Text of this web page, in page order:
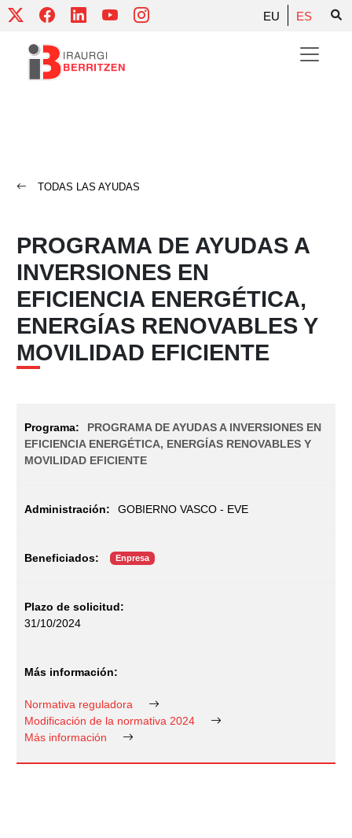
Skip
content
EU ES
TODAS LAS AYUDAS
PROGRAMA DE AYUDAS A
INVERSIONES EN
EFICIENCIA ENERGÉTICA,
ENERGÍAS RENOVABLES Y
MOVILIDAD EFICIENTE
PROGRAMA DE AYUDAS A INVERSIONES EN
EFICIENCIA ENERGÉTICA, ENERGÍAS RENOVABLES Y
MOVILIDAD EFICIENTE
GOBIERNO VASCO - EVE
Enpresa
31/10/2024
Normativa reguladora
Modificación de la normativa 2024
Más información